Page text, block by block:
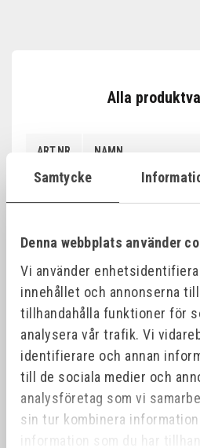
Samtycke
Denna webbplats använder
Vi använder
innehållet och annonserna till
tillhandahålla funktioner för
analysera vår trafik. Vi
identifierare och annan
till de sociala medier och
analysföretag som vi
sin tur kombinera
information som du har
Alla
ART.NR NAMN
208775
förp)
RHODIUS XT10
förp)
RHODIUS XT10
förp)
RHODIUS XT10
förp)